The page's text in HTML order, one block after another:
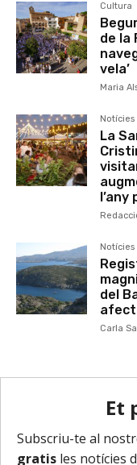
Cultura
de la
vela’
Maria
Notícies
La
Notícies
del
Carla